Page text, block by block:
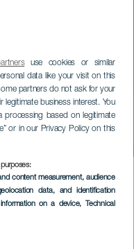
use cookies or similar
data like your visit on this
partners do not ask for your
business interest. You
based on legitimate
or in our Privacy Policy on this
content measurement, audience
data, and identification
on a device, Technical